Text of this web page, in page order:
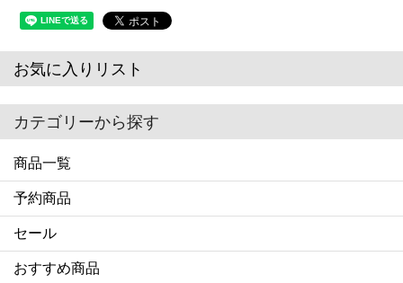
お気に入りリスト
カテゴリーから探す
商品一覧
予約商品
セール
おすすめ商品